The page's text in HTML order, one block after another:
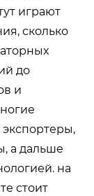
играют
сколько
до
и
а дальше
на
стоит